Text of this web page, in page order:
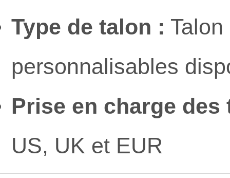
Type de talon :
personnalisables
Prise en charge des
US, UK et EUR